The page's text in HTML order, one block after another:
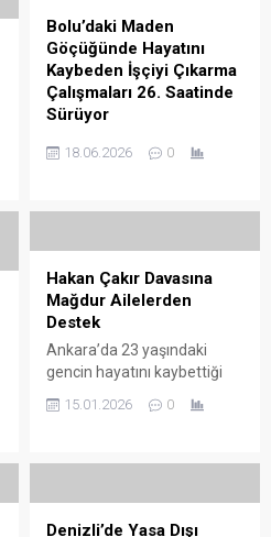
Bolu’daki Maden
Göçüğünde Hayatını
Kaybeden İşçiyi Çıkarma
Çalışmaları 26. Saatinde
Sürüyor
maden ocağında meydana
kaybeden işçinin
yerden çıkarılması için
yürütülen çalışmalar 26
saattir sürüyor. Gökçesu
beldesinde faaliyet
gösteren Yanar Elmas
Madencilik firmasına ...
18.06.2026 0
Hakan Çakır Davasına
Mağdur Ailelerden
Destek
Ankara’da 23 yaşındaki
gencin hayatını kaybettiği
aileye, çocukları öldürülen
14 ay önce halı sahaya
Muhammed Mutluay’ın
babası Tanju Mutluay,
15.01.2026 0
Denizli’de Yasa Dışı